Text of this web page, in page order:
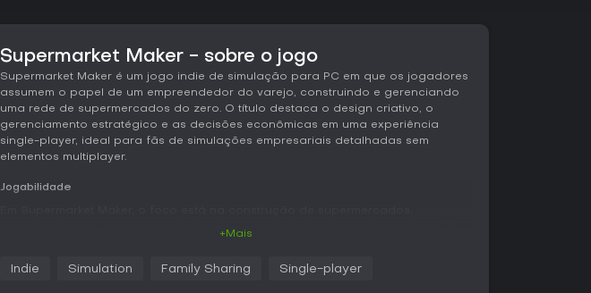
Supermarket Maker - sobre o jogo
Supermarket Maker é um jogo indie de simulação para PC em que os jogadores
assumem o papel de um empreendedor do varejo, construindo e gerenciando
uma rede de supermercados do zero. O título destaca o design criativo, o
gerenciamento estratégico e as decisões econômicas em uma experiência
single-player, ideal para fãs de simulações empresariais detalhadas sem
elementos multiplayer.
Jogabilidade
depósitos, estacionamentos e escritórios.
+Mais
Indie Simulation Family Sharing Single-player